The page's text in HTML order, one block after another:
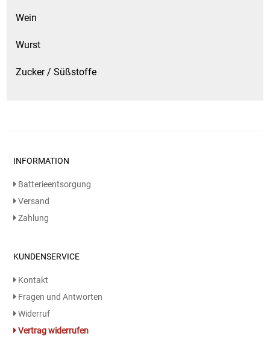
Wein
Wurst
Zucker / Süßstoffe
INFORMATION
Batterieentsorgung
Versand
Zahlung
KUNDENSERVICE
Kontakt
Fragen und Antworten
Widerruf
Vertrag widerrufen